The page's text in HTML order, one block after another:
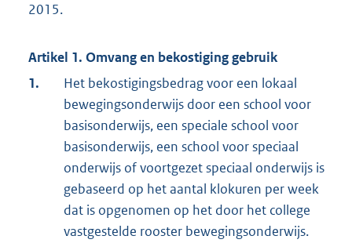
2015.
Artikel 1. Omvang en bekostiging gebruik
1.
Het bekostigingsbedrag voor een lokaal
bewegingsonderwijs door een school voor
basisonderwijs, een speciale school voor
basisonderwijs, een school voor speciaal
onderwijs of voortgezet speciaal onderwijs is
gebaseerd op het aantal klokuren per week
dat is opgenomen op het door het college
vastgestelde rooster bewegingsonderwijs.